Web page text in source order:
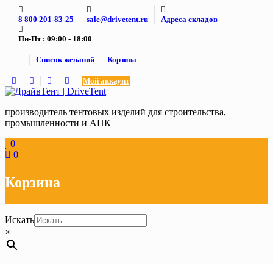
Skip
content
8 800 201-83-25 sale@drivetent.ru Адреса складов
Пн-Пт : 09:00 - 18:00
Список желаний Корзина
Мой аккаунт
производитель тентовых изделий для строительства,
промышленности и АПК
0
0
Корзина
Искать
×